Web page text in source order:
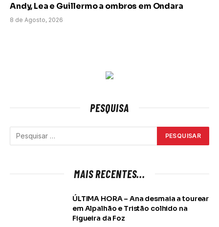
Andy, Lea e Guillermo a ombros em Ondara
8 de Agosto, 2026
PESQUISA
MAIS RECENTES...
ÚLTIMA HORA – Ana desmaia a tourear
em Alpalhão e Tristão colhido na
Figueira da Foz